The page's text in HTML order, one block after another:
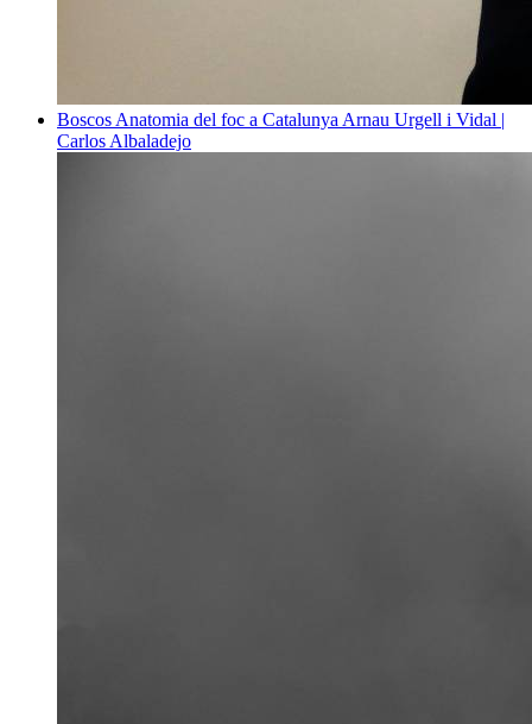
Boscos Anatomia del foc a Catalunya Arnau Urgell i Vidal |
Carlos Albaladejo